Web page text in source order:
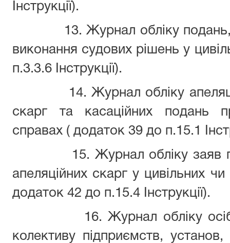
Інструкції).
13. Журнал обліку
виконання судових рішень у
п.3.3.6 Інструкції).
14. Журнал обліку
скарг та касаційних подань
справах ( додаток 39 до п.15.1
15. Журнал обліку заяв
апеляційних скарг у цивільних чи
додаток 42 до п.15.4 Інструкції).
16. Журнал обліку
колективу підприємств,